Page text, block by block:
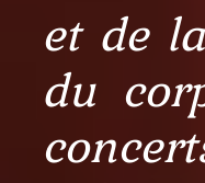
et de
du